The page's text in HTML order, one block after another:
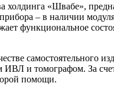
«Швабе»,
– в наличии
функциональное
самостоятельного
и томографом. За
помощи.